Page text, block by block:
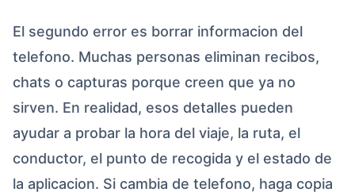
El segundo error es borrar informacion del
telefono. Muchas personas eliminan recibos,
chats o capturas porque creen que ya no
sirven. En realidad, esos detalles pueden
ayudar a probar la hora del viaje, la ruta, el
conductor, el punto de recogida y el estado de
la aplicacion. Si cambia de telefono, haga copia